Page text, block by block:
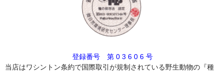
登録番号 第 0 3 6 0 6 号
当店はワシントン条約で国際取引が規制されている野生動物の『種